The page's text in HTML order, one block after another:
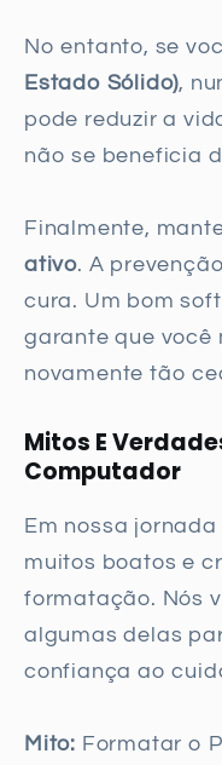
No entanto, se
Estado Sólido),
pode reduzir a
não se beneficia
Finalmente,
ativo. A
cura. Um bom
garante que você
novamente tão
Mitos E
Computador
Em nossa
muitos boatos e
formatação. Nós
algumas delas
confiança ao
Mito: Formatar o